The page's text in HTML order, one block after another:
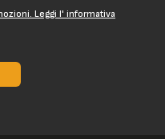
Leggi l' informativa